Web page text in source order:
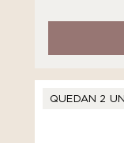
QUEDAN 2